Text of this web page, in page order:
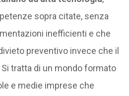
sopra citate, senza
inefficienti e che
preventivo invece che il
tratta di un mondo formato
e medie imprese che